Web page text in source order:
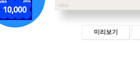
미리보기